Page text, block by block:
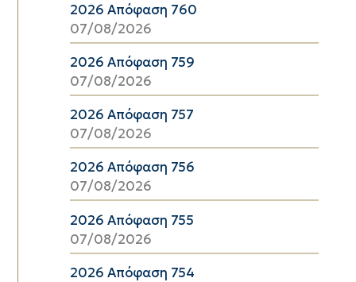
2026 Απόφαση 760
07/08/2026
2026 Απόφαση 759
07/08/2026
2026 Απόφαση 757
07/08/2026
2026 Απόφαση 756
07/08/2026
2026 Απόφαση 755
07/08/2026
2026 Απόφαση 754